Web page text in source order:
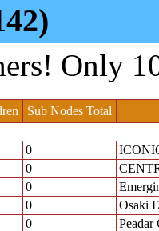
Only
Sub Nodes Total
0
0
0
0
Osaki
0
Peadar